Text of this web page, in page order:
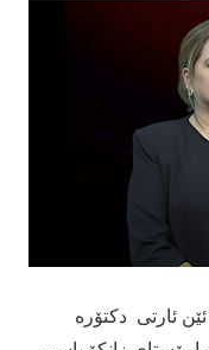
ئارتی دكتۆرە